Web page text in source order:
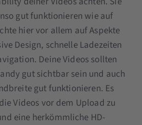
gut funktionieren wie auf
hier vor allem auf Aspekte
Design, schnelle Ladezeiten
Deine Videos sollten
gut sichtbar sein und auch
gut funktionieren. Es
Videos vor dem Upload zu
eine herkömmliche HD-